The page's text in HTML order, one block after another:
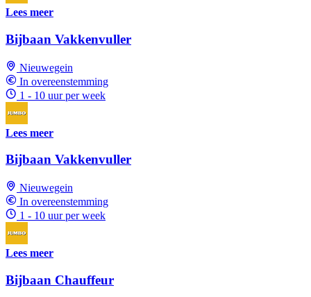
Lees meer
Bijbaan Vakkenvuller
Nieuwegein
In overeenstemming
1 - 10 uur per week
Lees meer
Bijbaan Vakkenvuller
Nieuwegein
In overeenstemming
1 - 10 uur per week
Lees meer
Bijbaan Chauffeur